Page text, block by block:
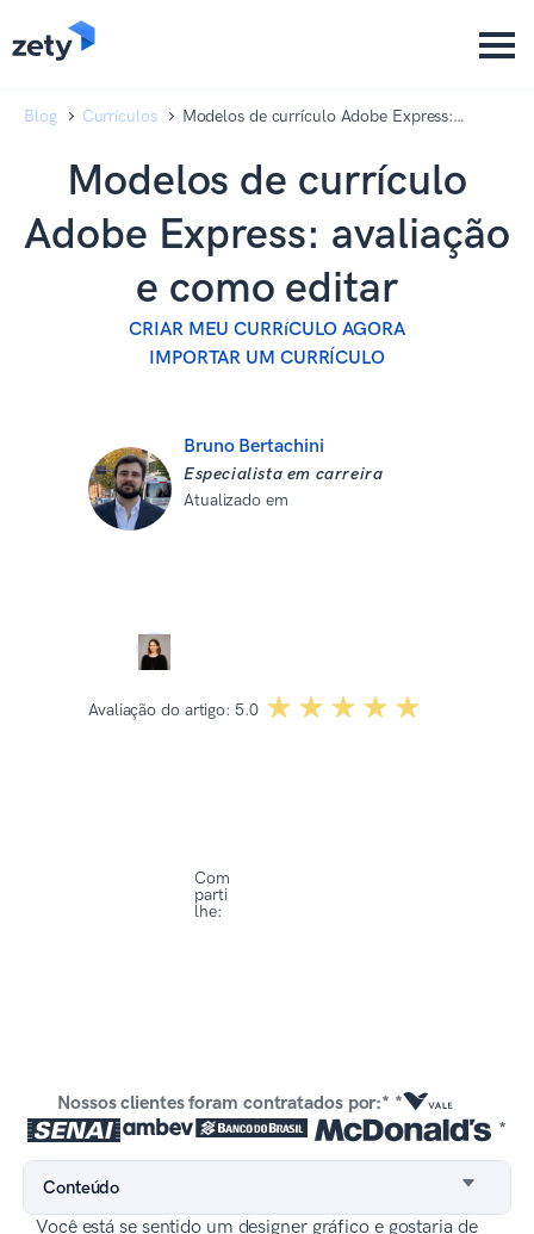
Blog Currículos
Modelos de currículo Adobe Express:
Modelos de currículo
Adobe Express: avaliação
e como editar
CRIAR MEU CURRíCULO AGORA
IMPORTAR UM CURRÍCULO
Bruno Bertachini
Especialista em carreira
Atualizado em
Avaliação do artigo: 5.0 ☆☆☆☆☆
★★★★★
Com
parti
lhe:
Nossos clientes foram contratados por:* *
*
Conteúdo
Você está se sentido um designer gráfico e gostaria de